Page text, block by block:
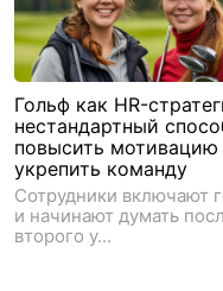
Гольф как HR-
нестандартный
повысить мотивацию
укрепить команду
Сотрудники включают
и начинают думать
второго у...